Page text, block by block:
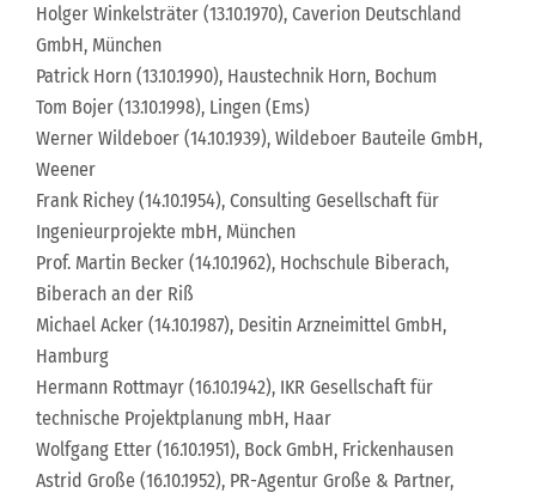
Holger Winkelsträter (13.10.1970), Caverion Deutschland
GmbH, München
Patrick Horn (13.10.1990), Haustechnik Horn, Bochum
Tom Bojer (13.10.1998), Lingen (Ems)
Werner Wildeboer (14.10.1939), Wildeboer Bauteile GmbH,
Weener
Frank Richey (14.10.1954), Consulting Gesellschaft für
Ingenieurprojekte mbH, München
Prof. Martin Becker (14.10.1962), Hochschule Biberach,
Biberach an der Riß
Michael Acker (14.10.1987), Desitin Arzneimittel GmbH,
Hamburg
Hermann Rottmayr (16.10.1942), IKR Gesellschaft für
technische Projektplanung mbH, Haar
Wolfgang Etter (16.10.1951), Bock GmbH, Frickenhausen
Astrid Große (16.10.1952), PR-Agentur Große & Partner,